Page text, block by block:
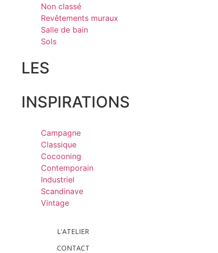
Non classé
Revêtements muraux
Salle de bain
Sols
LES
INSPIRATIONS
Campagne
Classique
Cocooning
Contemporain
Industriel
Scandinave
Vintage
L'ATELIER
CONTACT